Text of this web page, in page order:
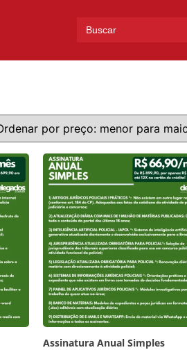
for:
Assinatura Anual Simples